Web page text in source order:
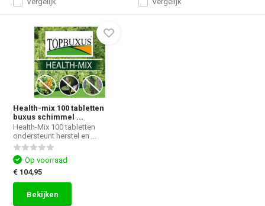
Health-mix 100 tabletten
buxus schimmel ...
Health-Mix 100 tabletten
ondersteunt herstel en ...
Op voorraad
€ 104,95
Bekijken